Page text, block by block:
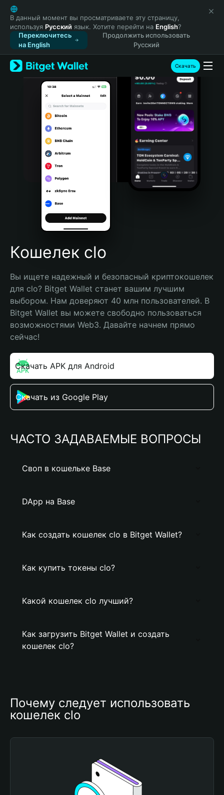
English
日本語
Tiếng Việt
Русский
Español (Latinoamérica)
Türkçe
Italiano
Português (Portugal)
Bahasa Indonesia
Português (Brasil)
Español (Argentina)
В данный момент вы просматриваете эту страницу,
используя Русский язык. Хотите перейти на English?
Переключитесь
на English
Продолжить использовать
Русский
Скачать
Кошелек clo
Вы ищете надежный и безопасный криптокошелек
для clo? Bitget Wallet станет вашим лучшим
выбором. Нам доверяют 40 млн пользователей. В
Bitget Wallet вы можете свободно пользоваться
возможностями Web3. Давайте начнем прямо
сейчас!
Скачать APK для Android
Скачать из Google Play
ЧАСТО ЗАДАВАЕМЫЕ ВОПРОСЫ
Своп в кошельке Base
DApp на Base
Как создать кошелек clo в Bitget Wallet?
Как купить токены clo?
Какой кошелек clo лучший?
Как загрузить Bitget Wallet и создать
кошелек clo?
Почему следует использовать
кошелек clo